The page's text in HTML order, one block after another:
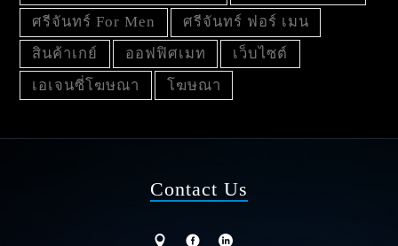
ศรีจันทร์ For Men
ศรีจันทร์ ฟอร์ เมน
สินค้าเกย์
ออฟฟิศเมท
เว็บไซต์
เอเจนซี่โฆษณา
โฆษณา
Contact Us